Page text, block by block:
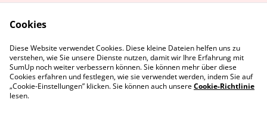
Datenschutz
Cookie-Richtlinie
Kontaktiere uns
Cookies
Diese Website verwendet Cookies. Diese kleine Dateien helfen uns zu
verstehen, wie Sie unsere Dienste nutzen, damit wir Ihre Erfahrung mit
SumUp noch weiter verbessern können. Sie können mehr über diese
Cookies erfahren und festlegen, wie sie verwendet werden, indem Sie auf
„Cookie-Einstellungen” klicken. Sie können auch unsereCookie-Richtlinie
lesen.